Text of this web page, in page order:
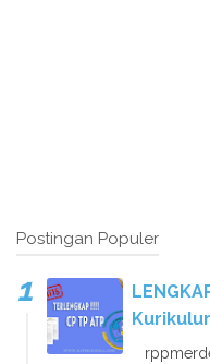
Postingan Populer